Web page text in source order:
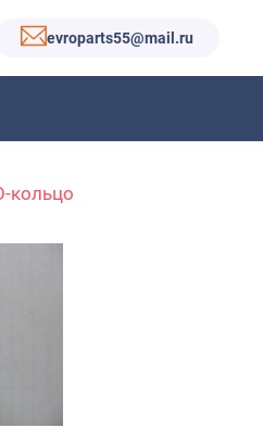
evroparts55@mail.ru
кольцо